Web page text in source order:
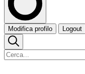
Modifica profilo Logout